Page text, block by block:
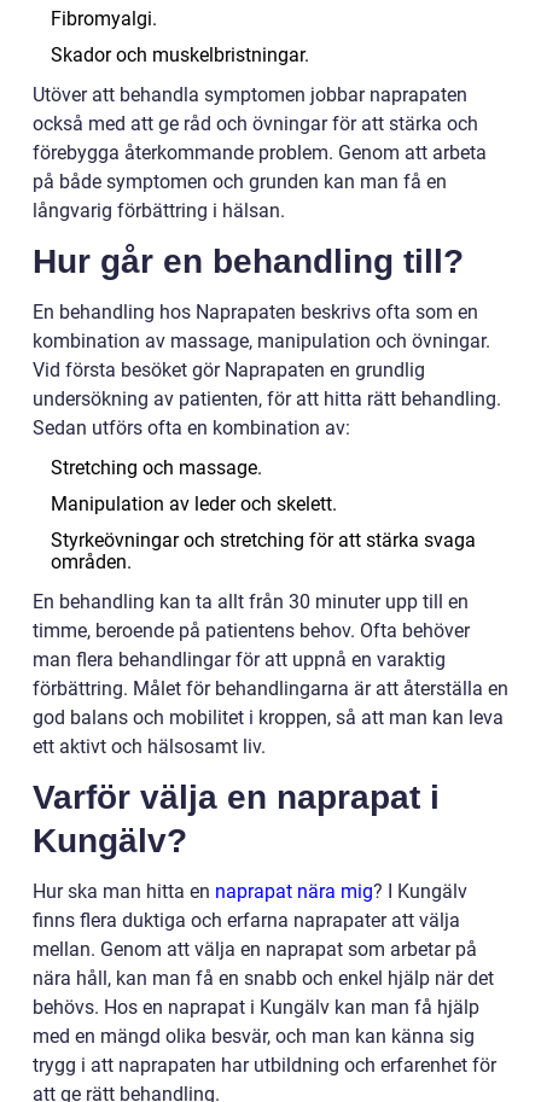
Fibromyalgi.
Skador och muskelbristningar.
Utöver att behandla symptomen jobbar naprapaten
också med att ge råd och övningar för att stärka och
förebygga återkommande problem. Genom att arbeta
på både symptomen och grunden kan man få en
långvarig förbättring i hälsan.
Hur går en behandling till?
En behandling hos Naprapaten beskrivs ofta som en
kombination av massage, manipulation och övningar.
Vid första besöket gör Naprapaten en grundlig
undersökning av patienten, för att hitta rätt behandling.
Sedan utförs ofta en kombination av:
Stretching och massage.
Manipulation av leder och skelett.
Styrkeövningar och stretching för att stärka svaga
områden.
En behandling kan ta allt från 30 minuter upp till en
timme, beroende på patientens behov. Ofta behöver
man flera behandlingar för att uppnå en varaktig
förbättring. Målet för behandlingarna är att återställa en
god balans och mobilitet i kroppen, så att man kan leva
ett aktivt och hälsosamt liv.
Varför välja en naprapat i
Kungälv?
Hur ska man hitta en naprapat nära mig? I Kungälv
finns flera duktiga och erfarna naprapater att välja
mellan. Genom att välja en naprapat som arbetar på
nära håll, kan man få en snabb och enkel hjälp när det
behövs. Hos en naprapat i Kungälv kan man få hjälp
med en mängd olika besvär, och man kan känna sig
trygg i att naprapaten har utbildning och erfarenhet för
att ge rätt behandling.